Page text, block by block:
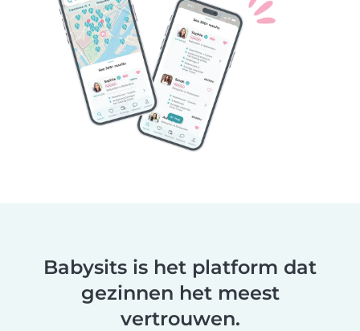
Babysits is het platform dat
gezinnen het meest
vertrouwen.